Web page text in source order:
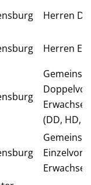
Herren
Herren
(DD, HD,